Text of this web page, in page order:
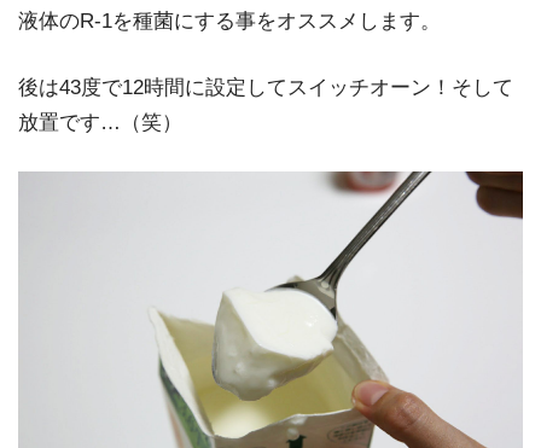
液体のR-1を種菌にする事をオススメします。
後は43度で12時間に設定してスイッチオーン！そして
放置です…（笑）